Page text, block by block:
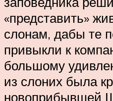
«представить»
слонам, дабы те
привыкли к
большому
из слоних была
новоприбывшей